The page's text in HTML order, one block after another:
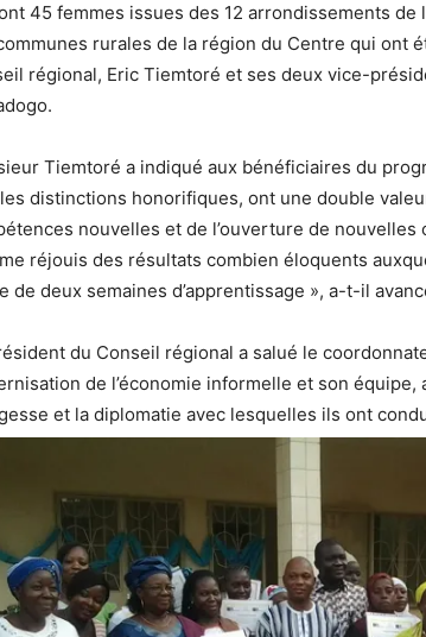
45 femmes issues des 12 arrondissements
rurales de la région du Centre qui ont
régional, Eric Tiemtoré et ses deux vice-
Tiemtoré a indiqué aux bénéficiaires du
distinctions honorifiques, ont une double
nouvelles et de l’ouverture de nouvelles
réjouis des résultats combien éloquents
de deux semaines d’apprentissage », a-t-il
du Conseil régional a salué le
de l’économie informelle et son
et la diplomatie avec lesquelles ils ont